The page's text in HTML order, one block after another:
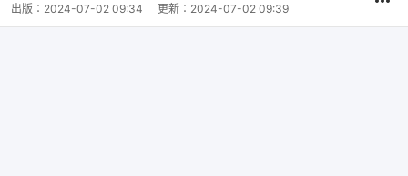
出版： 2024-07-02 09:34 更新： 2024-07-02 09:39